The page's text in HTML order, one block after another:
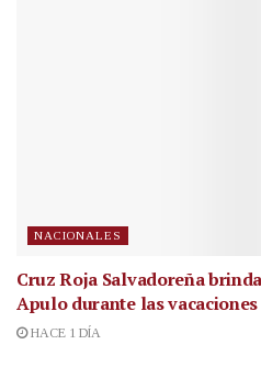
NACIONALES
Cruz Roja Salvadoreña
Apulo durante las
HACE 1 DÍA